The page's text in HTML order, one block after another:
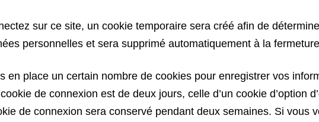
sur ce site, un cookie temporaire sera créé afin de
personnelles et sera supprimé automatiquement à la
en place un certain nombre de cookies pour enregistrer vos
de connexion est de deux jours, celle d’un cookie d’option
de connexion sera conservé pendant deux semaines. Si vous